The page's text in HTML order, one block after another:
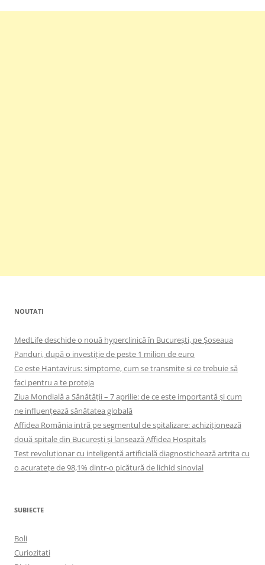
NOUTATI
MedLife deschide o nouă hyperclinică în București, pe Șoseaua
Panduri, după o investiție de peste 1 milion de euro
Ce este Hantavirus: simptome, cum se transmite și ce trebuie să
faci pentru a te proteja
Ziua Mondială a Sănătății – 7 aprilie: de ce este importantă și cum
ne influențează sănătatea globală
Affidea România intră pe segmentul de spitalizare: achiziționează
două spitale din București și lansează Affidea Hospitals
Test revoluționar cu inteligență artificială diagnostichează artrita cu
o acuratețe de 98,1% dintr-o picătură de lichid sinovial
SUBIECTE
Boli
Curiozitati